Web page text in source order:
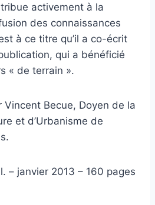
activement à la
des connaissances
à ce titre qu’il a co-écrit
qui a bénéficié
« de terrain ».
Vincent Becue, Doyen de la
et d’Urbanisme de
– janvier 2013 – 160 pages